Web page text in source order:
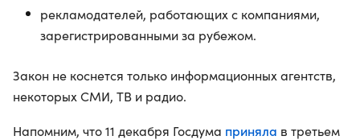
рекламодателей, работающих с компаниями,
зарегистрированными за рубежом.
Закон не коснется только информационных агентств,
некоторых СМИ, ТВ и радио.
Напомним, что 11 декабря Госдума приняла в третьем